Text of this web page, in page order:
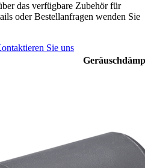
das verfügbare Zubehör für
oder Bestellanfragen wenden Sie
Sie uns